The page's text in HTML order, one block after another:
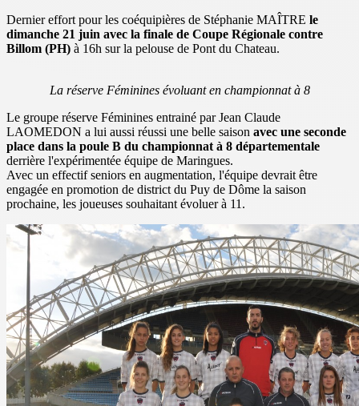
Dernier effort pour les coéquipières de Stéphanie MAÎTRE le
dimanche 21 juin avec la finale de Coupe Régionale contre
Billom (PH) à 16h sur la pelouse de Pont du Chateau.
La réserve Féminines évoluant en championnat à 8
Le groupe réserve Féminines entrainé par Jean Claude
LAOMEDON a lui aussi réussi une belle saison avec une seconde
place dans la poule B du championnat à 8 départementale
derrière l'expérimentée équipe de Maringues.
Avec un effectif seniors en augmentation, l'équipe devrait être
engagée en promotion de district du Puy de Dôme la saison
prochaine, les joueuses souhaitant évoluer à 11.